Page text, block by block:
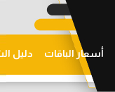
أسعار الباقات دليل